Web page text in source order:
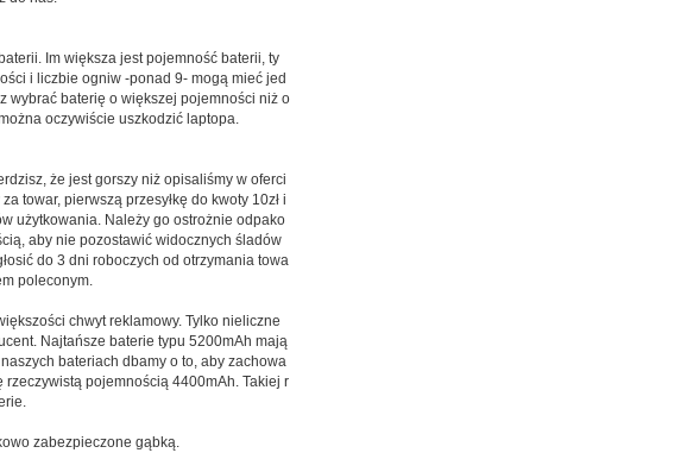
Im większa jest pojemność baterii, ty
i liczbie ogniw -ponad 9- mogą mieć jed
wybrać baterię o większej pojemności niż o
oczywiście uszkodzić laptopa.
że jest gorszy niż opisaliśmy w oferci
towar, pierwszą przesyłkę do kwoty 10zł i
użytkowania. Należy go ostrożnie odpako
aby nie pozostawić widocznych śladów
do 3 dni roboczych od otrzymania towa
poleconym.
chwyt reklamowy. Tylko nieliczne
Najtańsze baterie typu 5200mAh mają
bateriach dbamy o to, aby zachowa
pojemnością 4400mAh. Takiej r
zabezpieczone gąbką.